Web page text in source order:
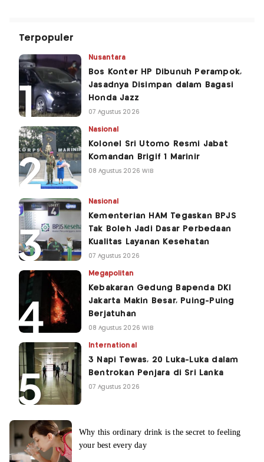
Terpopuler
Nusantara
Bos Konter HP Dibunuh Perampok,
Jasadnya Disimpan dalam Bagasi
Honda Jazz
07 Agustus 2026
Nasional
Kolonel Sri Utomo Resmi Jabat
Komandan Brigif 1 Marinir
08 Agustus 2026 WIB
Nasional
Kementerian HAM Tegaskan BPJS
Tak Boleh Jadi Dasar Perbedaan
Kualitas Layanan Kesehatan
07 Agustus 2026
Megapolitan
Kebakaran Gedung Bapenda DKI
Jakarta Makin Besar, Puing-Puing
Berjatuhan
08 Agustus 2026 WIB
International
3 Napi Tewas, 20 Luka-Luka dalam
Bentrokan Penjara di Sri Lanka
07 Agustus 2026